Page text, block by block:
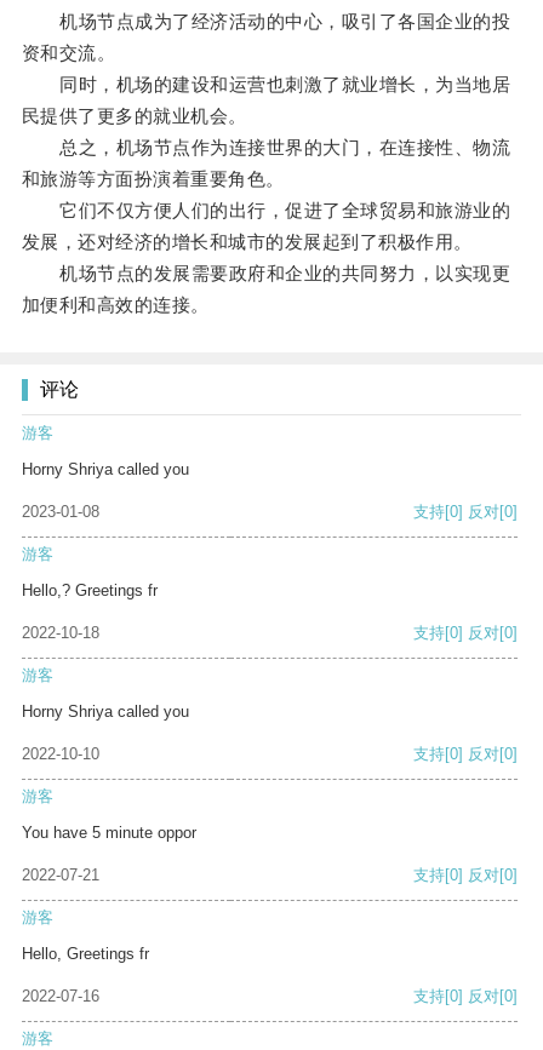
机场节点成为了经济活动的中心，吸引了各国企业的投
资和交流。
同时，机场的建设和运营也刺激了就业增长，为当地居
民提供了更多的就业机会。
总之，机场节点作为连接世界的大门，在连接性、物流
和旅游等方面扮演着重要角色。
它们不仅方便人们的出行，促进了全球贸易和旅游业的
发展，还对经济的增长和城市的发展起到了积极作用。
机场节点的发展需要政府和企业的共同努力，以实现更
加便利和高效的连接。
评论
游客
Horny Shriya called you
2023-01-08 支持[0] 反对[0]
游客
Hello,? Greetings fr
2022-10-18 支持[0] 反对[0]
游客
Horny Shriya called you
2022-10-10 支持[0] 反对[0]
游客
You have 5 minute oppor
2022-07-21 支持[0] 反对[0]
游客
Hello, Greetings fr
2022-07-16 支持[0] 反对[0]
游客